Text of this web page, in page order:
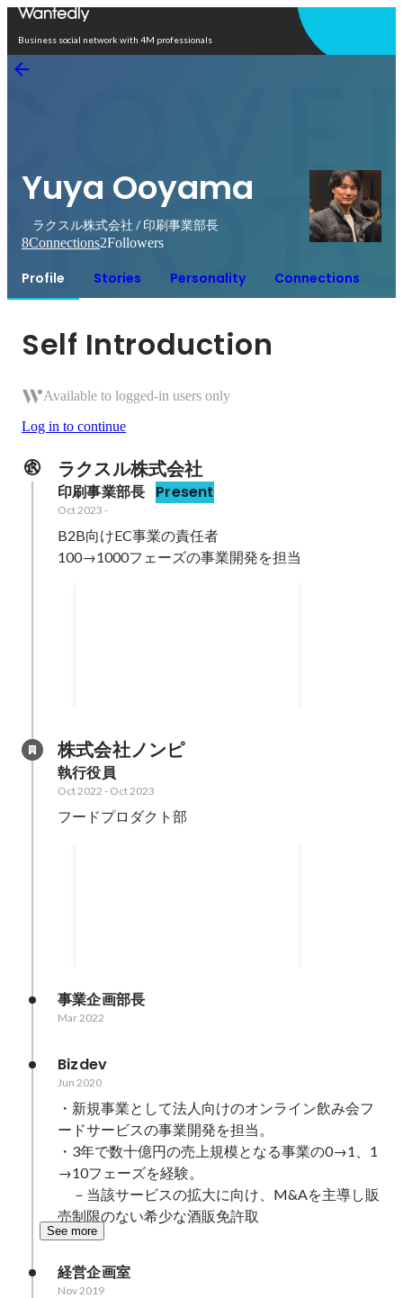
Business social network with 4M professionals
Yuya Ooyama
ラクスル株式会社 / 印刷事業部長
8Connections2Followers
Profile Stories Personality Connections
Self Introduction
Available to logged-in users only
Log in to continue
ラクスル株式会社
印刷事業部長 Present
Oct 2023 -
B2B向けEC事業の責任者
100→1000フェーズの事業開発を担当
株式会社ノンピ
執行役員
Oct 2022 - Oct 2023
フードプロダクト部
事業企画部長
Mar 2022
Bizdev
Jun 2020
・新規事業として法人向けのオンライン飲み会フ
ードサービスの事業開発を担当。
・3年で数十億円の売上規模となる事業の0→1、1
→10フェーズを経験。
－当該サービスの拡大に向け、M&Aを主導し販
売制限のない希少な酒販免許取
See more
経営企画室
Nov 2019